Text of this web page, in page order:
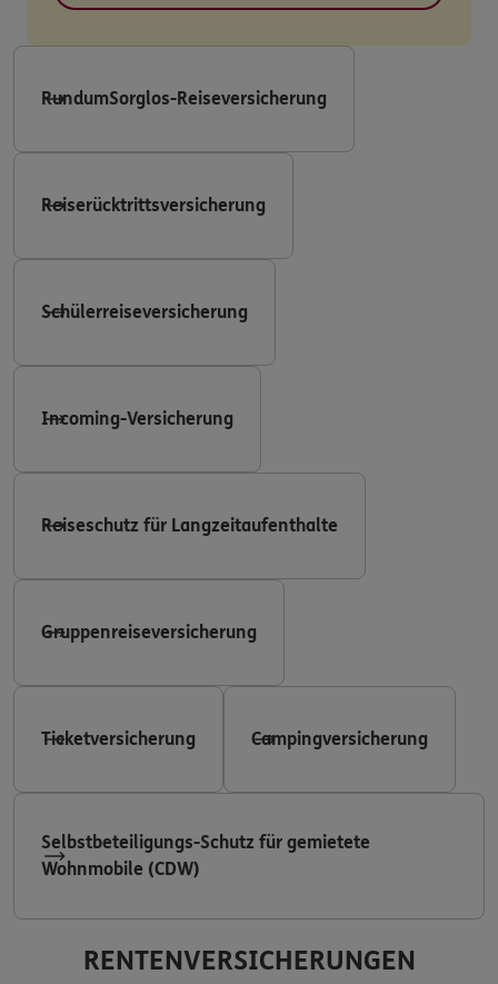
RundumSorglos-Reiseversicherung
Reiserücktrittsversicherung
Schülerreiseversicherung
Incoming-Versicherung
Reiseschutz für Langzeitaufenthalte
Gruppenreiseversicherung
Ticketversicherung Campingversicherung
Selbstbeteiligungs-Schutz für gemietete
Wohnmobile (CDW)
RENTENVERSICHERUNGEN